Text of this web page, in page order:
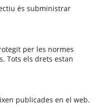
és subministrar
per les normes
Tots els drets estan
publicades en el web.